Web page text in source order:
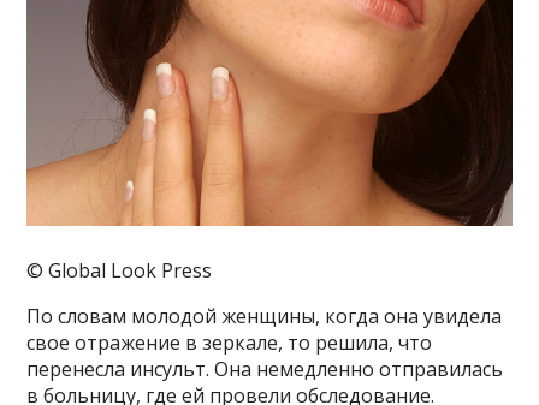
© Global Look Press
По словам молодой женщины, когда она увидела
свое отражение в зеркале, то решила, что
перенесла инсульт. Она немедленно отправилась
в больницу, где ей провели обследование.